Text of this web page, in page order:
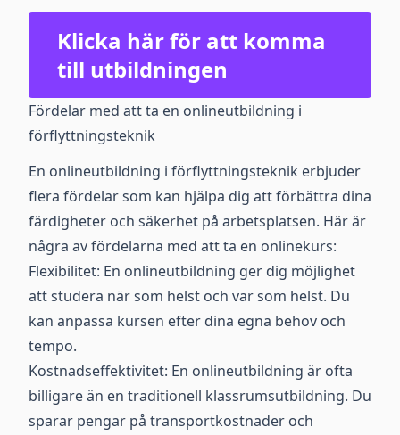
Klicka här för att komma
till utbildningen
Fördelar med att ta en onlineutbildning i
förflyttningsteknik
En onlineutbildning i förflyttningsteknik erbjuder
flera fördelar som kan hjälpa dig att förbättra dina
färdigheter och säkerhet på arbetsplatsen. Här är
några av fördelarna med att ta en onlinekurs:
Flexibilitet: En onlineutbildning ger dig möjlighet
att studera när som helst och var som helst. Du
kan anpassa kursen efter dina egna behov och
tempo.
Kostnadseffektivitet: En onlineutbildning är ofta
billigare än en traditionell klassrumsutbildning. Du
sparar pengar på transportkostnader och